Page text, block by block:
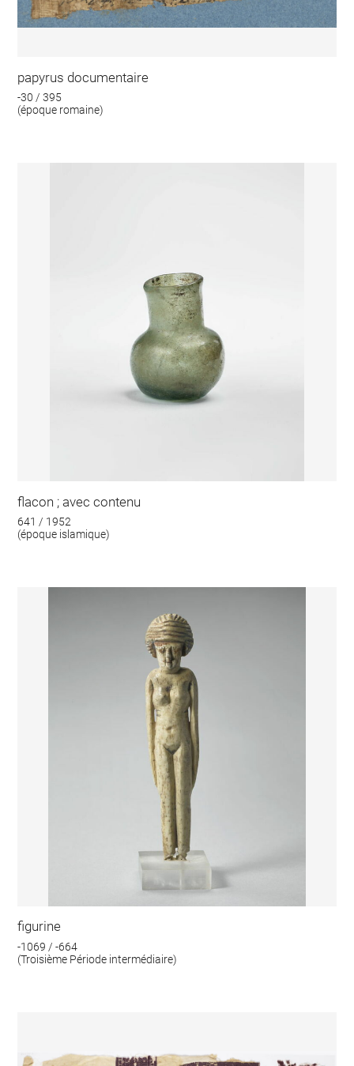
papyrus documentaire
-30 / 395
(époque romaine)
flacon ; avec contenu
641 / 1952
(époque islamique)
figurine
-1069 / -664
(Troisième Période intermédiaire)